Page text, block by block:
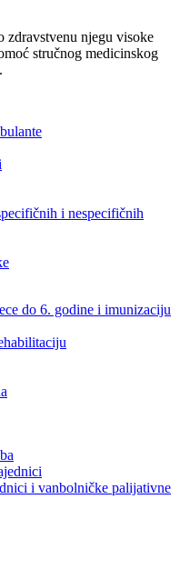
zdravstvenu njegu visoke
stručnog medicinskog
i nespecifičnih
do 6. godine i imunizaciju
i vanbolničke palijativne